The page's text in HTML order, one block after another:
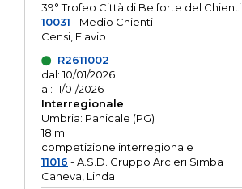
39° Trofeo Città di Belforte del Chienti.
10031 - Medio Chienti
Censi, Flavio
R2611002
dal: 10/01/2026
al: 11/01/2026
Interregionale
Umbria: Panicale (PG)
18 m
competizione interregionale
11016 - A.S.D. Gruppo Arcieri Simba
Caneva, Linda